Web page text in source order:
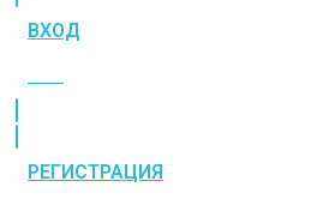
ВХОД
РЕГИСТРАЦИЯ